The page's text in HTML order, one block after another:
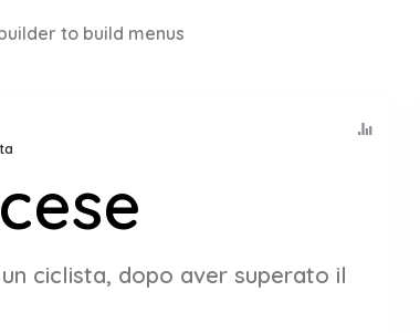
to build menus
ciclista, dopo aver superato il